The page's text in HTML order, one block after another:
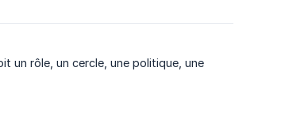
un rôle, un cercle, une politique, une